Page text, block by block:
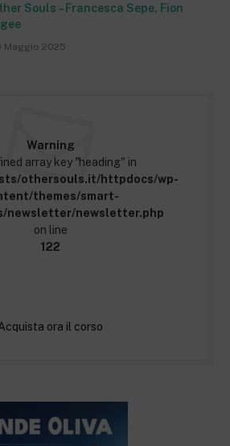
Souls – Francesca Sepe, Fion
Maggio 2025
Warning
array key "heading" in
othersouls.it/httpdocs/wp-
themes/smart-
newsletter/newsletter.php
on line
122
ora il corso